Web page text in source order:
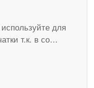
для
т.к. в со…